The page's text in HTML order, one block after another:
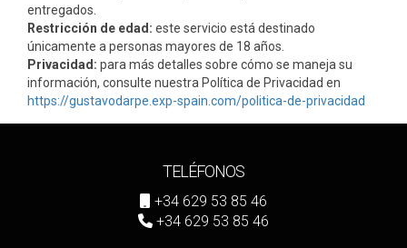
entregados.
Restricción de edad: este servicio está destinado
únicamente a personas mayores de 18 años.
Privacidad: para más detalles sobre cómo se maneja su
información, consulte nuestra Política de Privacidad en
https://gustavodarpe.exp-spain.com/politica-de-privacidad
TELÉFONOS
+34 629 53 85 46
+34 629 53 85 46